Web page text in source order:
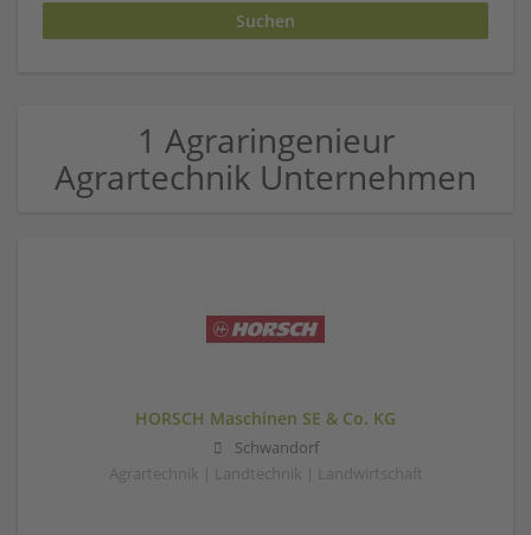
1 Agraringenieur
Agrartechnik Unternehmen
HORSCH Maschinen SE & Co. KG
Schwandorf
Agrartechnik | Landtechnik | Landwirtschaft